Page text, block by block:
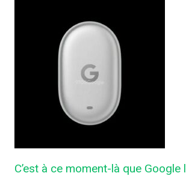
C’est à ce moment-là que Google